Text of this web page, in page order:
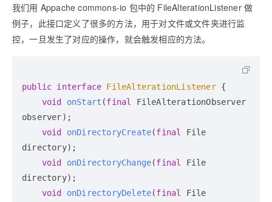
我们用 Appache commons-io 包中的 FileAlterationListener 做
例子，此接口定义了很多的方法，用于对文件或文件夹进行监
控，一旦发生了对应的操作，就会触发相应的方法。
public interface FileAlterationListener {
void
onStart (final
FileAlterationObserver
observer) ;
void
onDirectoryCreate(final
File
directory) ;
void
onDirectoryChange(final
File
directory) ;
void
onDirectoryDelete(final
File